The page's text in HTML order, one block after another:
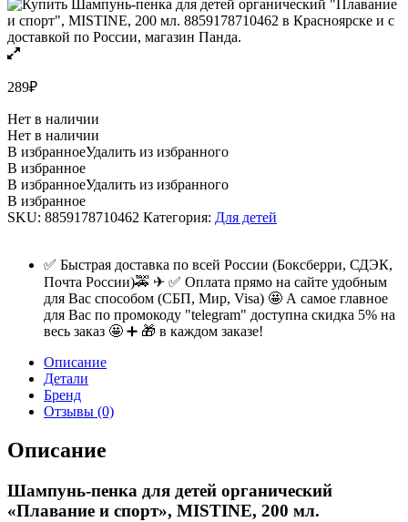
289₽
Нет в наличии
Нет в наличии
В избранноеУдалить из избранного
В избранное
В избранноеУдалить из избранного
В избранное
SKU: 8859178710462 Категория: Для детей
✅ Быстрая доставка по всей России (Боксберри, СДЭК,
Почта России)🚕 ✈ ✅ Оплата прямо на сайте удобным
для Вас способом (СБП, Мир, Visa) 🤩 А самое главное
для Вас по промокоду "telegram" доступна скидка 5% на
весь заказ 🤩 ➕ 🎁 в каждом заказе!
Описание
Детали
Бренд
Отзывы (0)
Описание
Шампунь-пенка для детей органический
«Плавание и спорт», MISTINE, 200 мл.